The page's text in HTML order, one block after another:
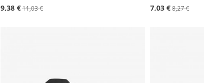
9,38 €11,03 € 7,03 €8,27 €